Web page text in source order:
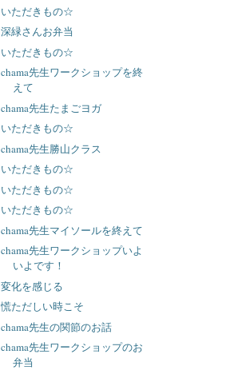
いただきもの☆
深緑さんお弁当
いただきもの☆
chama先生ワークショップを終
えて
chama先生たまごヨガ
いただきもの☆
chama先生勝山クラス
いただきもの☆
いただきもの☆
いただきもの☆
chama先生マイソールを終えて
chama先生ワークショップいよ
いよです！
変化を感じる
慌ただしい時こそ
chama先生の関節のお話
chama先生ワークショップのお
弁当